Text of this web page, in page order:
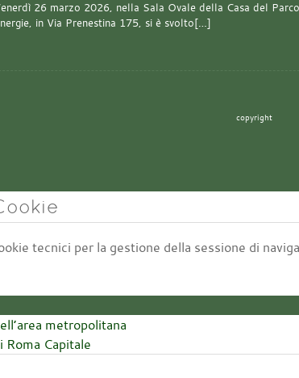
26 marzo 2026, nella Sala Ovale della Casa del
in Via Prenestina 175, si è svolto[…]
copyright
tecnici per la gestione della sessione di
metropolitana
Capitale